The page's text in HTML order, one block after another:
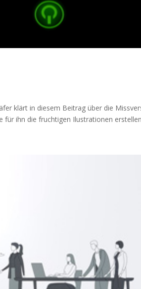
klärt in diesem Beitrag über die
für ihn die fruchtigen Ilustrationen